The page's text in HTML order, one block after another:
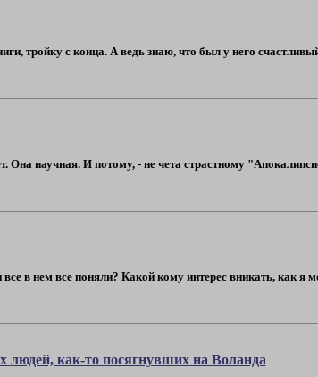
тройку с конца. А ведь знаю, что был у него
научная. И потому, - не чета страстному
в нем все поняли? Какой кому интерес вникать, как я
людей, как-то посягнувших на Воланда